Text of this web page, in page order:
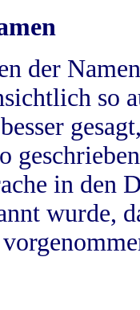
der
so
in
wurde,